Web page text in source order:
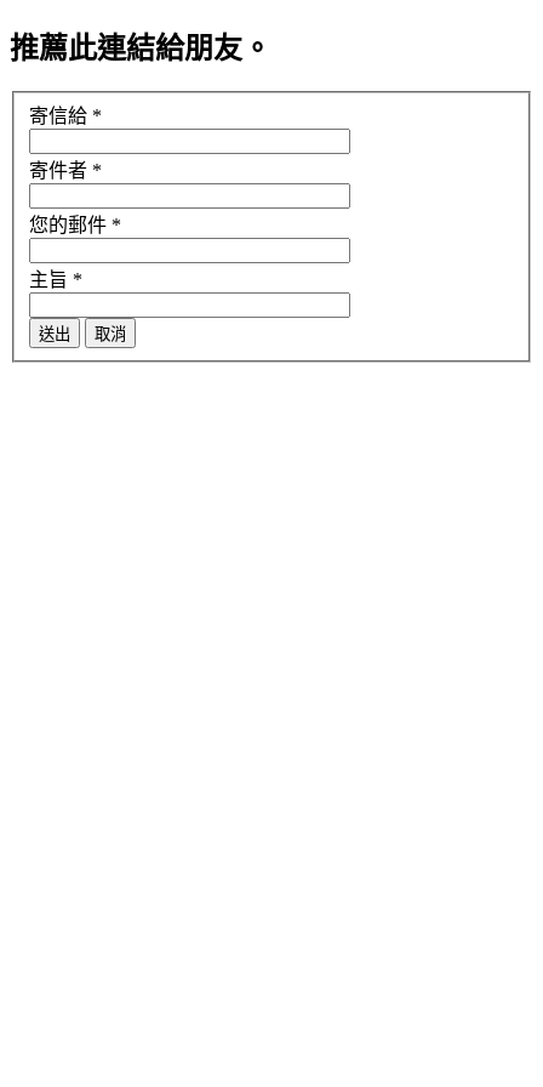
推薦此連結給朋友。
寄信給 *
寄件者 *
您的郵件 *
主旨 *
送出 取消